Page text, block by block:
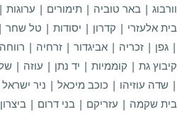
וורבוג | באר טוביה | תימורים |
בית אלעזרי | קדרון | יסודות | טל
| גפן | זכריה | אביגדור | זרחיה |
קיבוץ גת | קוממיות | יד נתן | עוזה
| שדה עוזיהו | כוכב מיכאל | ניר
בית שקמה | עזריקם | בני דרום |